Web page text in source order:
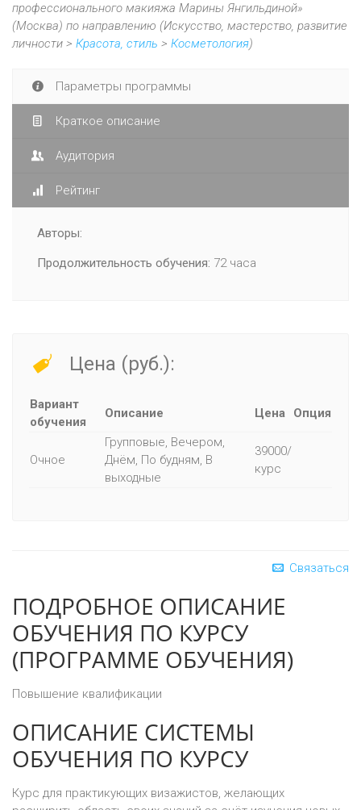
профессионального макияжа Марины Янгильдиной»
(Москва) по направлению (Искусство, мастерство, развитие
личности > Красота, стиль > Косметология)
Параметры программы
Краткое описание
Аудитория
Рейтинг
Авторы:
Продолжительность обучения: 72 часа
Цена (руб.):
Вариант
обучения
Описание Цена Опция
Очное
Групповые, Вечером,
Днём, По будням, В
выходные
39000/
курс
Связаться
ПОДРОБНОЕ ОПИСАНИЕ
ОБУЧЕНИЯ ПО КУРСУ
(ПРОГРАММЕ ОБУЧЕНИЯ)
Повышение квалификации
ОПИСАНИЕ СИСТЕМЫ
ОБУЧЕНИЯ ПО КУРСУ
Курс для практикующих визажистов, желающих